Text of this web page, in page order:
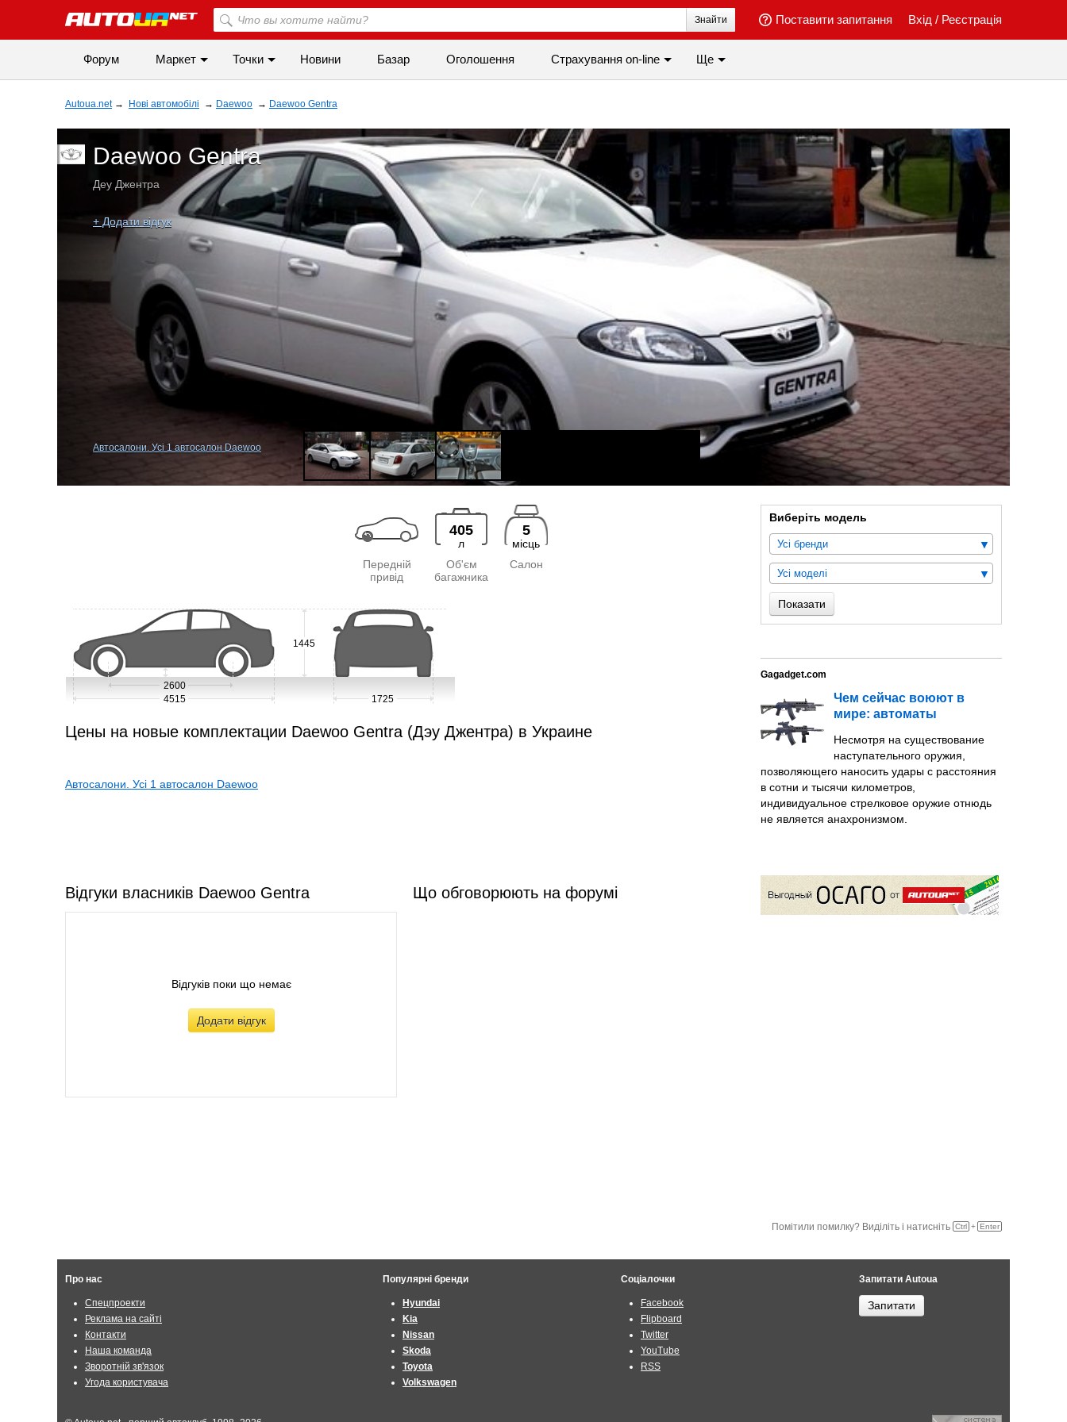
Вхід / Реєстрація
Поставити запитання
Знайти
Форум Маркет Точки Новини Базар Оголошення Страхування on-line Ще
Autoua.net → Нові автомобілі → Daewoo → Daewoo Gentra
Daewoo Gentra
Деу Джентра
+ Додати відгук
Автосалони. Усі 1 автосалон Daewoo
Передній
привід
405
л
Об'єм
багажника
5
місць
Салон
4515
2600
1445
1725
Цены на новые комплектации Daewoo Gentra (Дэу Джентра) в Украине
Автосалони. Усі 1 автосалон Daewoo
Відгуки власників Daewoo Gentra
Відгуків поки що немає
Додати відгук
Що обговорюють на форумі
Виберіть модель
Усі бренди
Усі моделі
Показати
Gagadget.com
Чем сейчас воюют в
мире: автоматы
Несмотря на существование
наступательного оружия,
позволяющего наносить удары с расстояния
в сотни и тысячи километров,
индивидуальное стрелковое оружие отнюдь
не является анахронизмом.
Помітили помилку? Виділіть і натисніть Ctrl + Enter
Про нас
Спецпроекти
Реклама на сайті
Контакти
Наша команда
Зворотній зв'язок
Угода користувача
Популярні бренди
Hyundai
Kia
Nissan
Skoda
Toyota
Volkswagen
Соціалочки
Facebook
Flipboard
Twitter
YouTube
RSS
Запитати Autoua
Запитати